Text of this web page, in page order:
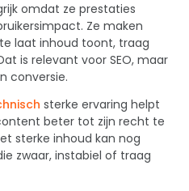
omdat ze prestaties
Ze maken
laat inhoud toont, traag
is relevant voor SEO, maar
conversie.
sterke ervaring helpt
beter tot zijn recht te
sterke inhoud kan nog
zwaar, instabiel of traag